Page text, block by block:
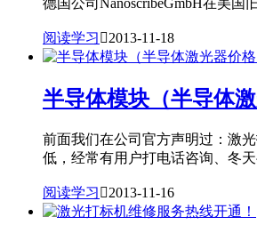
德国公司NanoscribeGmbH在美
阅读学习 2013-11-18
半导体模块（半导体
前面我们在公司官方声明过：激
低，经常有用户打电话咨询、冬
阅读学习 2013-11-16